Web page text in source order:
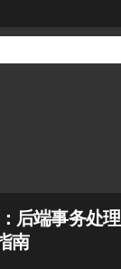
后端事务处理
南